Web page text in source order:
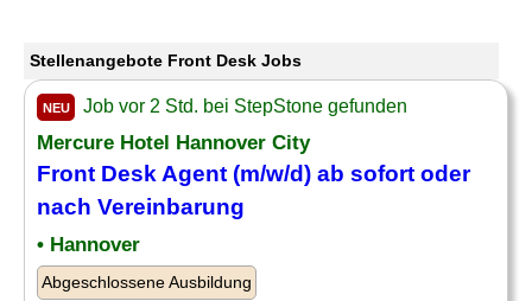
Stellenangebote Front Desk Jobs
NEU Job vor 2 Std. bei StepStone gefunden
Mercure Hotel Hannover City
Front Desk Agent (m/w/d) ab sofort oder
nach Vereinbarung
• Hannover
Abgeschlossene Ausbildung